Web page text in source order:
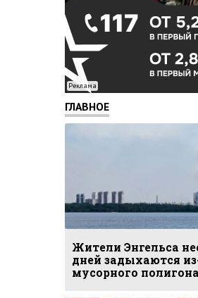
Реклама
ГЛАВНОЕ
Жители Энгельса
дней задыхаются
мусорного полигона